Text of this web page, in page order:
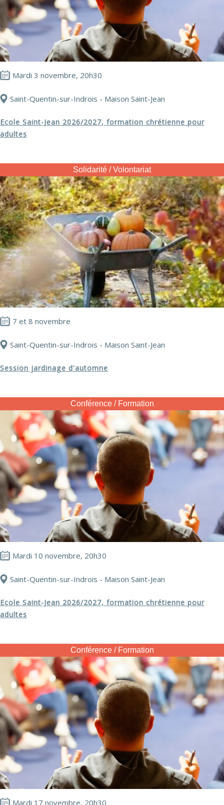
Mardi 3 novembre, 20h30
Saint-Quentin-sur-Indrois - Maison Saint-Jean
Ecole Saint-Jean 2026/2027, formation chrétienne pour
adultes
Solidarité / Volontariat
7 et 8 novembre
Saint-Quentin-sur-Indrois - Maison Saint-Jean
Session jardinage d'automne
Conférence / Formation
Mardi 10 novembre, 20h30
Saint-Quentin-sur-Indrois - Maison Saint-Jean
Ecole Saint-Jean 2026/2027, formation chrétienne pour
adultes
Conférence / Formation
Mardi 17 novembre, 20h30